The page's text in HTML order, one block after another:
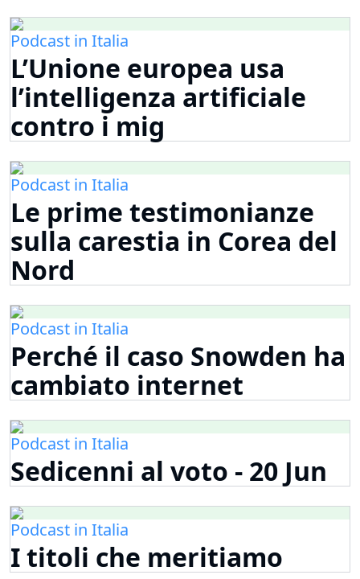
Podcast in Italia
L’Unione europea usa
l’intelligenza artificiale
contro i mig
Podcast in Italia
Le prime testimonianze
sulla carestia in Corea del
Nord
Podcast in Italia
Perché il caso Snowden ha
cambiato internet
Podcast in Italia
Sedicenni al voto - 20 Jun
Podcast in Italia
I titoli che meritiamo